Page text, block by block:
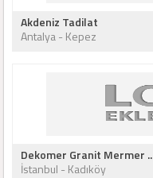
Akdeniz Tadilat
Antalya - Kepez
Dekomer Granit Mermer ..
İstanbul - Kadıköy